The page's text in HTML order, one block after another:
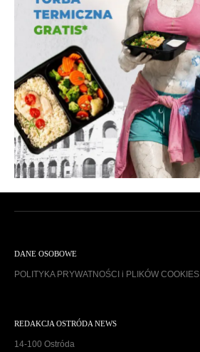
DANE OSOBOWE
POLITYKA PRYWATNOŚCI i PLIKÓW COOKIES
REDAKCJA OSTRÓDA NEWS
14-100 Ostróda